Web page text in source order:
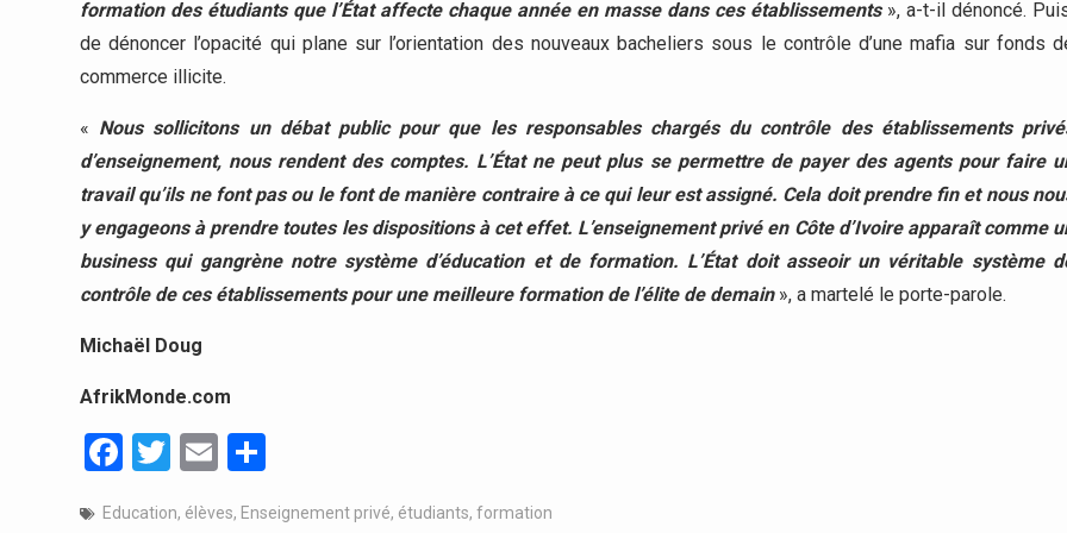
formation des étudiants que l’État affecte chaque année en masse dans ces établissements», a-t-il dénoncé.
de dénoncer l’opacité qui plane sur l’orientation des nouveaux bacheliers sous le contrôle d’une mafia sur fonds
commerce illicite.
« Nous sollicitons un débat public pour que les responsables chargés du contrôle des établissements
d’enseignement, nous rendent des comptes. L’État ne peut plus se permettre de payer des agents pour faire
travail qu’ils ne font pas ou le font de manière contraire à ce qui leur est assigné. Cela doit prendre fin et nous
y engageons à prendre toutes les dispositions à cet effet. L’enseignement privé en Côte d’Ivoire apparaît comme
business qui gangrène notre système d’éducation et de formation. L’État doit asseoir un véritable système
contrôle de ces établissements pour une meilleure formation de l’élite de demain», a martelé le porte-parole.
Michaël Doug
AfrikMonde.com
Facebook
Twitter
Email
Education, élèves, Enseignement privé, étudiants, formation